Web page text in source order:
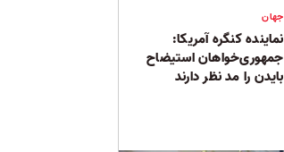
جهان
نماینده کنگره آمریکا:
جمهوری‌خواهان استیضاح
بایدن را مد نظر دارند